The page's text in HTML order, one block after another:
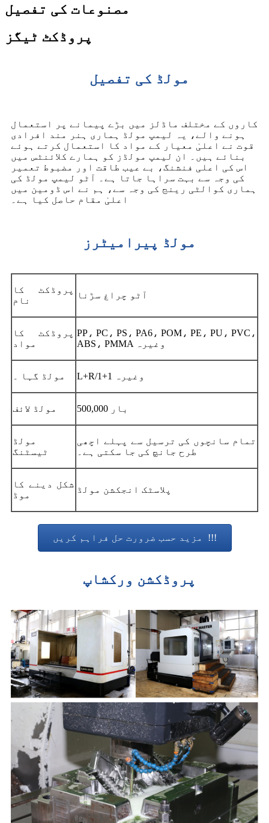
مصنوعات کی تفصیل
پروڈکٹ ٹیگز
مولڈ کی تفصیل
کاروں کے مختلف ماڈلز میں بڑے پیمانے پر استعمال
ہونے والے، یہ لیمپ مولڈ ہماری ہنر مند افرادی
قوت نے اعلیٰ معیار کے مواد کا استعمال کرتے ہوئے
بنائے ہیں۔ ان لیمپ مولڈز کو ہمارے کلائنٹس میں
اس کی اعلی فنشنگ، بے عیب طاقت اور مضبوط تعمیر
کی وجہ سے بہت سراہا جاتا ہے۔ آٹو لیمپ مولڈ کی
ہماری کوالٹی رینج کی وجہ سے، ہم نے اس ڈومین میں
اعلیٰ مقام حاصل کیا ہے۔
مولڈ پیرامیٹرز
پروڈکٹ کا
نام
آٹو چراغ سڑنا
پروڈکٹ کا
مواد
PP، PC، PS، PA6، POM، PE، PU، PVC،
ABS، PMMA وغیرہ
مولڈ گہا ۔ L+R/1+1 وغیرہ
مولڈ لائف 500,000 بار
مولڈ
ٹیسٹنگ
تمام سانچوں کی ترسیل سے پہلے اچھی
طرح جانچ کی جا سکتی ہے۔
شکل دینے کا
موڈ
پلاسٹک انجکشن مولڈ
مزید حسب ضرورت حل فراہم کریں!!!
پروڈکشن ورکشاپ